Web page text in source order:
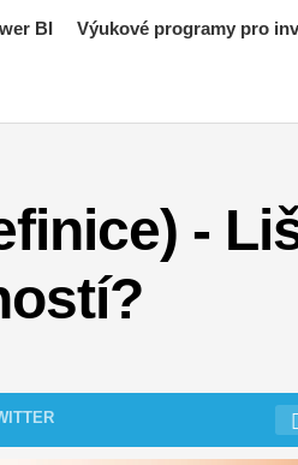
BI Výukové programy pro
-